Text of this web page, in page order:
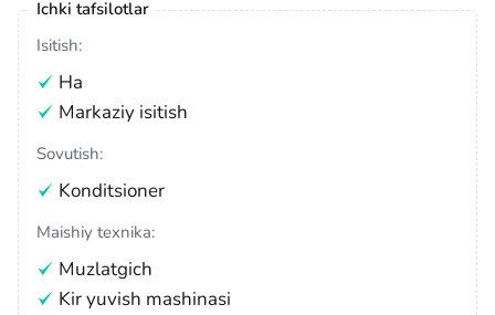
Ichki tafsilotlar
Isitish:
Ha
Markaziy isitish
Sovutish:
Konditsioner
Maishiy texnika:
Muzlatgich
Kir yuvish mashinasi